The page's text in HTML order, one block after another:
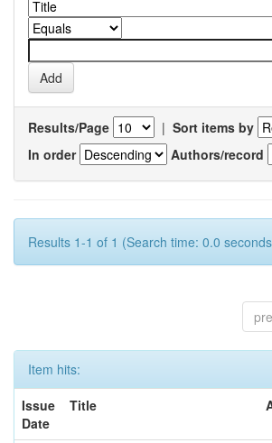
Results/Page | Sort items by
In order
Authors/record
Results 1-1 of 1 (Search time: 0.0
Item hits:
Issue
Date
Title